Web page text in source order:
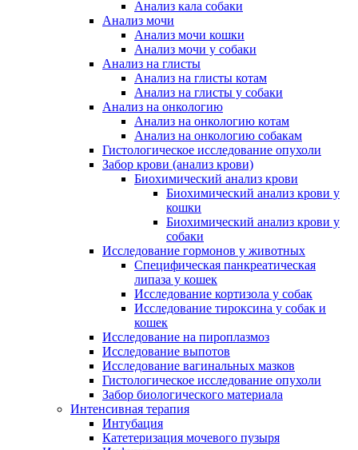
Анализ кала собаки
Анализ мочи
Анализ мочи кошки
Анализ мочи у собаки
Анализ на глисты
Анализ на глисты котам
Анализ на глисты у собаки
Анализ на онкологию
Анализ на онкологию котам
Анализ на онкологию собакам
Гистологическое исследование опухоли
Забор крови (анализ крови)
Биохимический анализ крови
Биохимический анализ крови у
кошки
Биохимический анализ крови у
собаки
Исследование гормонов у животных
Специфическая панкреатическая
липаза у кошек
Исследование кортизола у собак
Исследование тироксина у собак и
кошек
Исследование на пироплазмоз
Исследование выпотов
Исследование вагинальных мазков
Гистологическое исследование опухоли
Забор биологического материала
Интенсивная терапия
Интубация
Катетеризация мочевого пузыря